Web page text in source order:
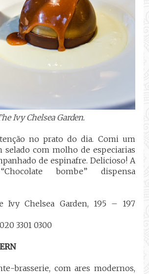
Ivy Chelsea Garden.
no prato do dia. Comi um
selado com molho de especiarias
de espinafre. Delicioso! A
bombe” dispensa
Ivy Chelsea Garden, 195 – 197
3301 0300
brasserie, com ares modernos,